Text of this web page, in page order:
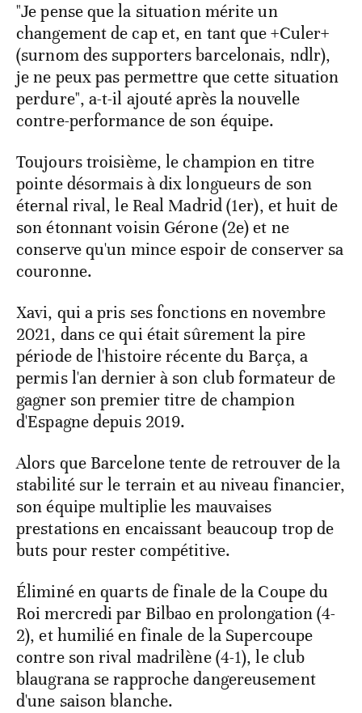
"Je pense que la situation mérite un
changement de cap et, en tant que +Culer+
(surnom des supporters barcelonais, ndlr),
je ne peux pas permettre que cette situation
perdure", a-t-il ajouté après la nouvelle
contre-performance de son équipe.
Toujours troisième, le champion en titre
pointe désormais à dix longueurs de son
éternal rival, le Real Madrid (1er), et huit de
son étonnant voisin Gérone (2e) et ne
conserve qu'un mince espoir de conserver sa
couronne.
Xavi, qui a pris ses fonctions en novembre
2021, dans ce qui était sûrement la pire
période de l'histoire récente du Barça, a
permis l'an dernier à son club formateur de
gagner son premier titre de champion
d'Espagne depuis 2019.
Alors que Barcelone tente de retrouver de la
stabilité sur le terrain et au niveau financier,
son équipe multiplie les mauvaises
prestations en encaissant beaucoup trop de
buts pour rester compétitive.
Éliminé en quarts de finale de la Coupe du
Roi mercredi par Bilbao en prolongation (4-
2), et humilié en finale de la Supercoupe
contre son rival madrilène (4-1), le club
blaugrana se rapproche dangereusement
d'une saison blanche.